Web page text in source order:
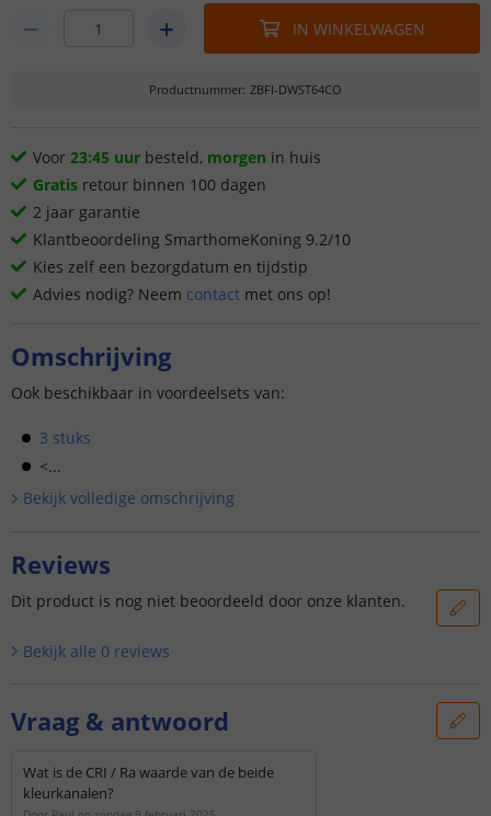
IN WINKELWAGEN
Productnummer: ZBFI-DWST64CO
Voor 23:45 uur besteld, morgen in huis
Gratis retour binnen 100 dagen
2 jaar garantie
Klantbeoordeling SmarthomeKoning 9.2/10
Kies zelf een bezorgdatum en tijdstip
Advies nodig? Neem contact met ons op!
Omschrijving
Ook beschikbaar in voordeelsets van:
3 stuks
<...
Bekijk volledige omschrijving
Reviews
Dit product is nog niet beoordeeld door onze klanten.
Bekijk alle 0 reviews
Vraag & antwoord
Wat is de CRI / Ra waarde van de beide
kleurkanalen?